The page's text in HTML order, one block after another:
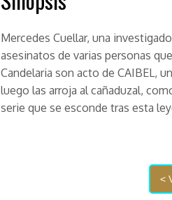
Mercedes Cuellar, una
asesinatos de varias personas
Candelaria son acto de CAIBEL,
luego las arroja al cañaduzal,
serie que se esconde tras esta